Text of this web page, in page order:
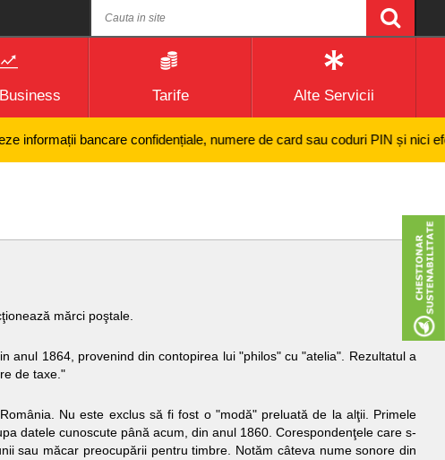
Tarife Alte Servicii
bancare confidențiale, numere de card sau coduri PIN și nici
mărci poştale.
anul 1864, provenind din contopirea lui "philos" cu "atelia". Rezultatul a
de taxe."
Nu este exclus să fi fost o "modă" preluată de la alţii. Primele
datele cunoscute până acum, din anul 1860. Corespondenţele care s-
sau măcar preocupării pentru timbre. Notăm câteva nume sonore din